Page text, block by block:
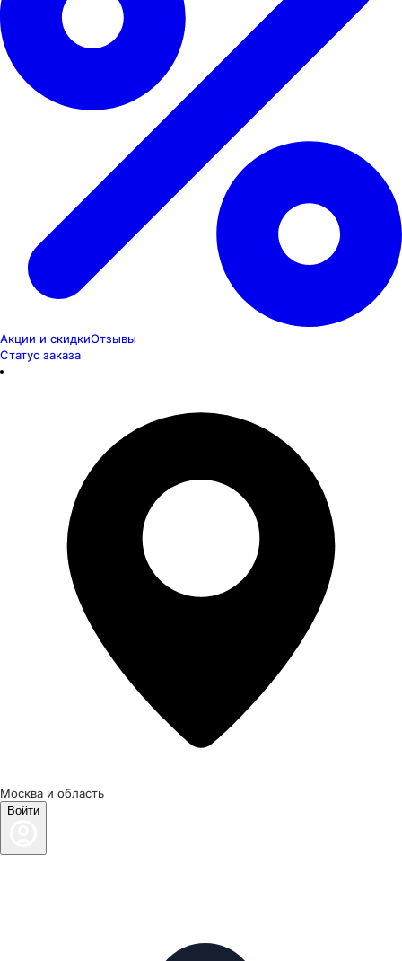
Акции и скидкиОтзывы
Статус заказа
Москва и область
Войти